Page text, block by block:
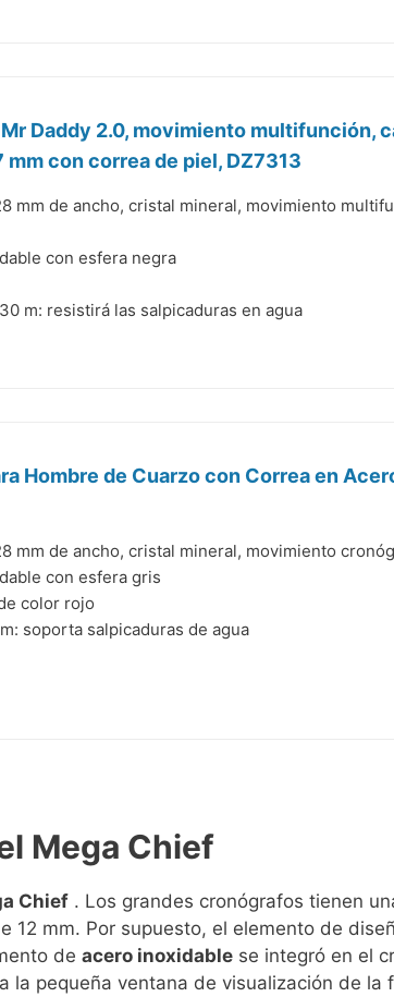
Daddy 2.0, movimiento multifunción,
con correa de piel, DZ7313
mm de ancho, cristal mineral, movimiento
con esfera negra
m: resistirá las salpicaduras en agua
Hombre de Cuarzo con Correa en
mm de ancho, cristal mineral, movimiento
con esfera gris
color rojo
soporta salpicaduras de agua
Mega Chief
Chief . Los grandes cronógrafos tienen
12 mm. Por supuesto, el elemento de
de acero inoxidable se integró en el
la pequeña ventana de visualización de la